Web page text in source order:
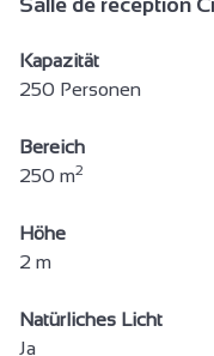
Salle de réception
Kapazität
250 Personen
Bereich
250 m2
Höhe
2 m
Natürliches Licht
Ja